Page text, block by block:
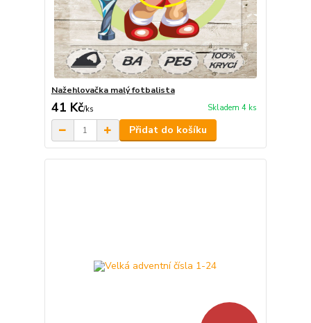
Nažehlovačka malý fotbalista
41 Kč/ks Skladem 4 ks
Přidat do košíku